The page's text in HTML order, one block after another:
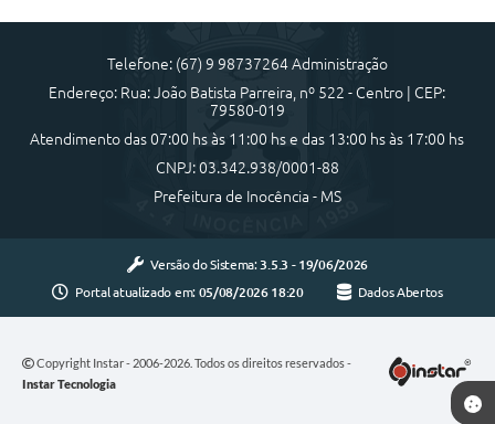
Telefone: (67) 9 98737264 Administração
Endereço: Rua: João Batista Parreira, nº 522 - Centro | CEP:
79580-019
Atendimento das 07:00 hs às 11:00 hs e das 13:00 hs às 17:00 hs
CNPJ: 03.342.938/0001-88
Prefeitura de Inocência - MS
Versão do Sistema: 3.5.3 - 19/06/2026
Portal atualizado em: 05/08/2026 18:20 Dados Abertos
Copyright Instar - 2006-2026. Todos os direitos reservados -
Instar Tecnologia